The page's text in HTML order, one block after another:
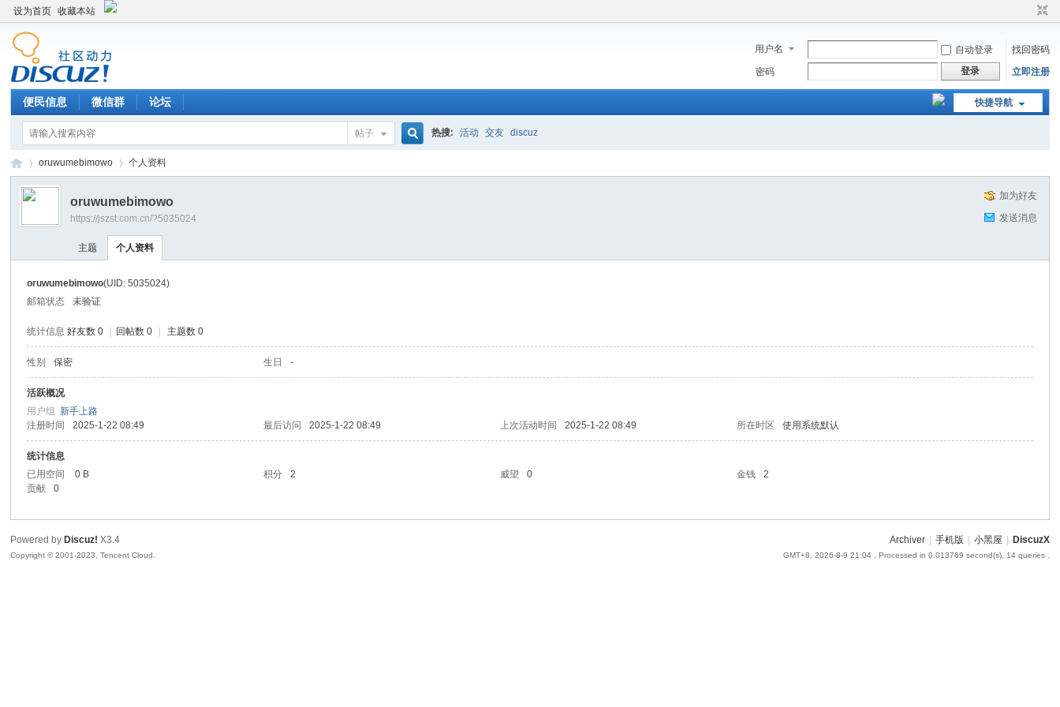
设为首页 收藏本站
用户名 自动登录
找回密码
密码
登录 立即注册
快捷导航
便民信息 微信群 论坛
帖子 热搜: 活动 交友 discuz
uz!
›
oruwumebimowo 个人资料
加为好友
发送消息
oruwumebimowo
https://jszst.com.cn/?5035024
主题 个人资料
oruwumebimowo(UID: 5035024)
邮箱状态
未验证
统计信息 好友数 0 回帖数 0 主题数 0
性别 保密 生日 -
活跃概况
用户组新手上路
注册时间
2025-1-22 08:49 最后访问 2025-1-22 08:49 上次活动时间 2025-1-22 08:49 所在时区 使用系统默认
统计信息
已用空间
0 B 积分 2 威望 0 金钱
2
贡献
0
Archiver 手机版 小黑屋 DiscuzX
GMT+8, 2026-8-9 21:04, Processed in 0.013769 second(s), 14 queries .
Powered by Discuz! X3.4
Copyright © 2001-2023, Tencent Cloud.